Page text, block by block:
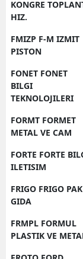
KONGRE
HIZ.
FMIZP F-M IZMIT
PISTON
FONET FONET
BILGI
TEKNOLOJILERI
FORMT FORMET
METAL VE CAM
FORTE FORTE
ILETISIM
FRIGO FRIGO PAK
GIDA
FRMPL FORMUL
PLASTIK VE